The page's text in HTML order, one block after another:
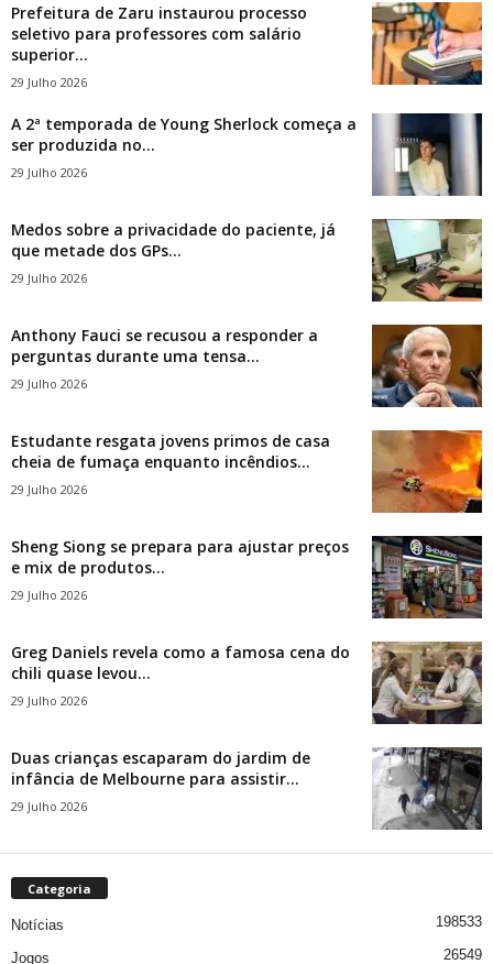
Prefeitura de Zaru instaurou processo
seletivo para professores com salário
superior...
29 Julho 2026
A 2ª temporada de Young Sherlock começa a
ser produzida no...
29 Julho 2026
Medos sobre a privacidade do paciente, já
que metade dos GPs...
29 Julho 2026
Anthony Fauci se recusou a responder a
perguntas durante uma tensa...
29 Julho 2026
Estudante resgata jovens primos de casa
cheia de fumaça enquanto incêndios...
29 Julho 2026
Sheng Siong se prepara para ajustar preços
e mix de produtos...
29 Julho 2026
Greg Daniels revela como a famosa cena do
chili quase levou...
29 Julho 2026
Duas crianças escaparam do jardim de
infância de Melbourne para assistir...
29 Julho 2026
Categoria
Notícias 198533
Jogos 26549